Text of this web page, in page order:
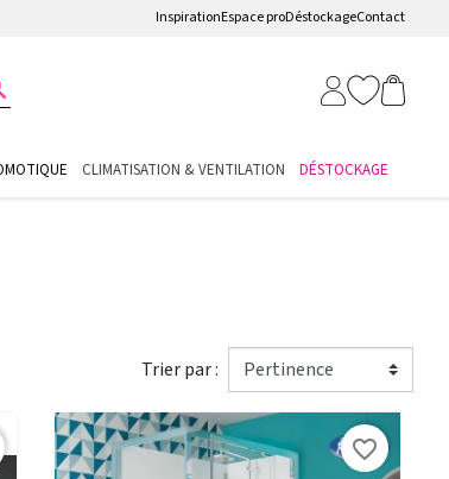
InspirationEspace proDéstockageContact
CLIMATISATION & VENTILATION DÉSTOCKAGE
Trier par :
favorite_border